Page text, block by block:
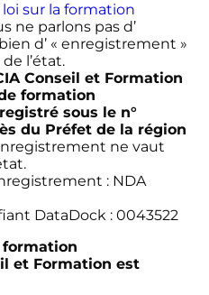
loi sur la formation
ne parlons pas d’
d’ « enregistrement »
l’état.
Conseil et Formation
formation
sous le n°
du Préfet de la région
ne vaut
: NDA
DataDock : 0043522
formation
et Formation est